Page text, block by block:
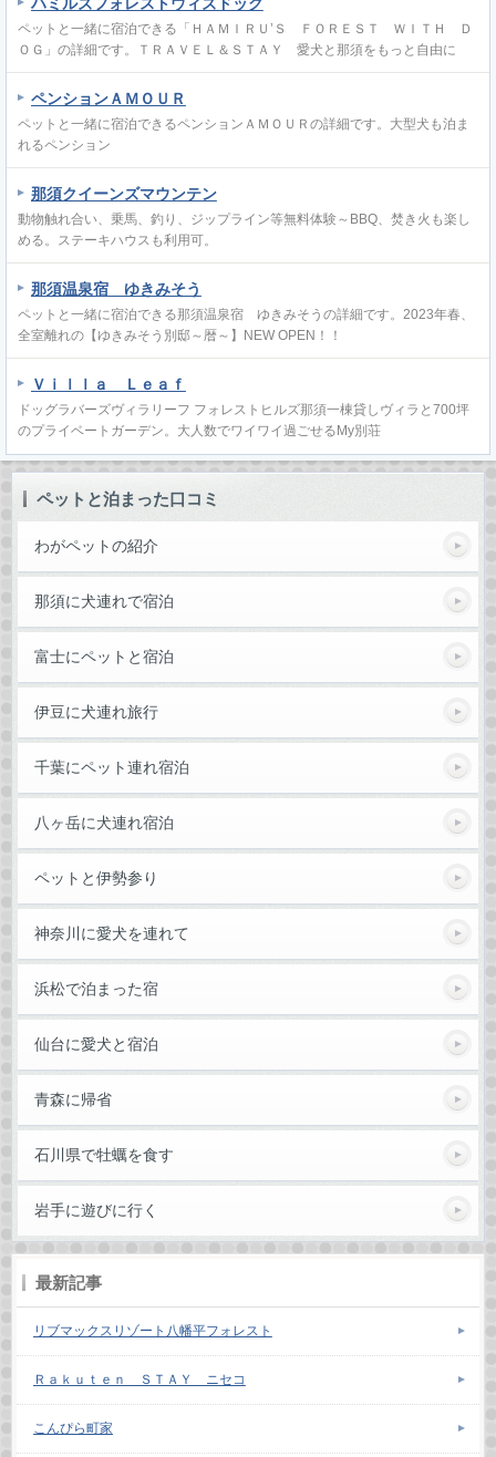
ペットと一緒に宿泊できる「ＨＡＭＩＲＵ’Ｓ ＦＯＲＥＳＴ ＷＩＴＨ Ｄ
ＯＧ」の詳細です。ＴＲＡＶＥＬ＆ＳＴＡＹ 愛犬と那須をもっと自由に
ペンションＡＭＯＵＲ
ペットと一緒に宿泊できるペンションＡＭＯＵＲの詳細です。大型犬も泊ま
れるペンション
那須クイーンズマウンテン
動物触れ合い、乗馬、釣り、ジップライン等無料体験～BBQ、焚き火も楽し
める。ステーキハウスも利用可。
那須温泉宿 ゆきみそう
ペットと一緒に宿泊できる那須温泉宿 ゆきみそうの詳細です。2023年春、
全室離れの【ゆきみそう別邸～暦～】NEW OPEN！！
Ｖｉｌｌａ Ｌｅａｆ
ドッグラバーズヴィラリーフ フォレストヒルズ那須一棟貸しヴィラと700坪
のプライベートガーデン。大人数でワイワイ過ごせるMy別荘
ペットと泊まった口コミ
わがペットの紹介
那須に犬連れで宿泊
富士にペットと宿泊
伊豆に犬連れ旅行
千葉にペット連れ宿泊
八ヶ岳に犬連れ宿泊
ペットと伊勢参り
神奈川に愛犬を連れて
浜松で泊まった宿
仙台に愛犬と宿泊
青森に帰省
石川県で牡蠣を食す
岩手に遊びに行く
最新記事
リブマックスリゾート八幡平フォレスト
Ｒａｋｕｔｅｎ ＳＴＡＹ ニセコ
こんぴら町家